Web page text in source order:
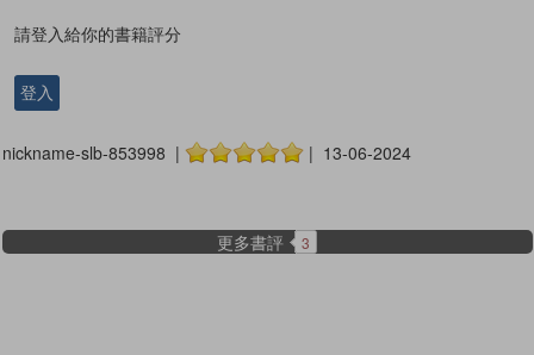
請登入給你的書籍評分
登入
nickname-slb-853998 | | 13-06-2024
更多書評 3